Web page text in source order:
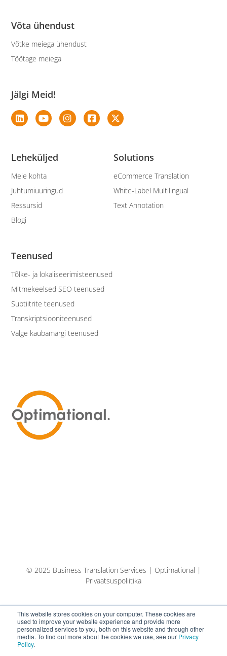
This website stores cookies on your computer. These cookies are
used to improve your website experience and provide more
personalized services to you, both on this website and through other
media. To find out more about the cookies we use, see our Privacy
Policy.
Teenused
Tõlke- ja lokaliseerimisteenused
Mitmekeelsed SEO teenused
Subtiitrite teenused
Transkriptsiooniteenused
Valge kaubamärgi teenused
Solutions
eCommerce Translation
White-Label Multilingual
Text Annotation
Leheküljed
Meie kohta
Juhtumiuuringud
Ressursid
Blogi
Võta ühendust
Võtke meiega ühendust
Töötage meiega
Jälgi Meid!
© 2025 Business Translation Services | Optimational |
Privaatsuspoliitika